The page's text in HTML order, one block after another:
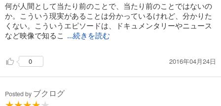
何が人間として当たり前のことで、当たり前のことではないの
か。こういう現実があることは分かっているけれど、分かりた
くない。こういうエピソードは、ドキュメンタリーやニュース
など映像で知るこ
...続きを読む
0 2016年04月24日
Posted by ブクログ